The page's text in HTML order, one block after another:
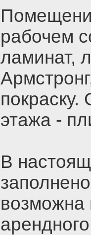
рабочем
ламинат,
покраску.
этажа -
В
возможна